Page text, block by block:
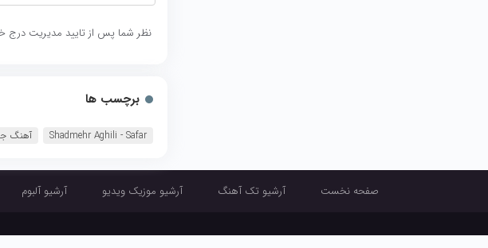
نظر شما پس از تایید مدیریت درج
برچسب ها
Shadmehr Aghili - Safar آهنگ
صفحه نخست آرشیو تک آهنگ آرشیو موزیک ویدیو آرشیو آلبوم